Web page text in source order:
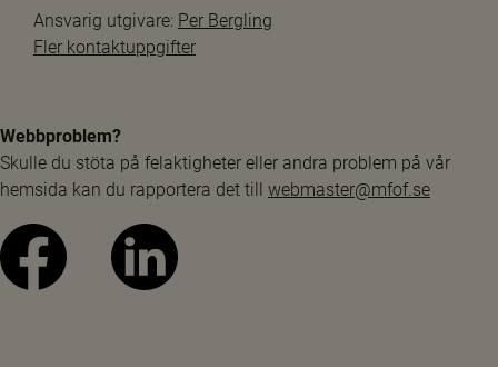
Ansvarig utgivare: Per Bergling
Fler kontaktuppgifter
Webbproblem?
Skulle du stöta på felaktigheter eller andra problem på vår
hemsida kan du rapportera det till webmaster@mfof.se